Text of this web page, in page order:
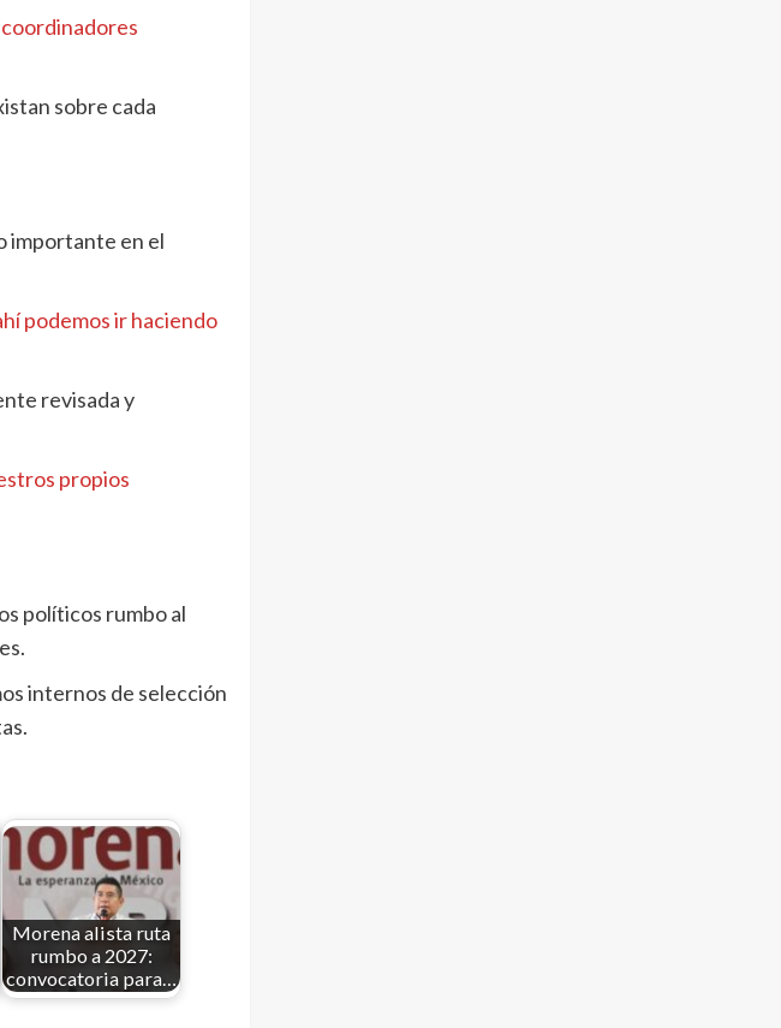
sobre cada
importante en el
podemos ir haciendo
revisada y
propios
políticos rumbo al
internos de selección
Morena alista ruta
rumbo a 2027:
convocatoria para…